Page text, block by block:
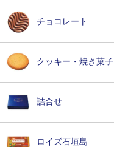
チョコレート
クッキー・焼き菓子
詰合せ
ロイズ石垣島